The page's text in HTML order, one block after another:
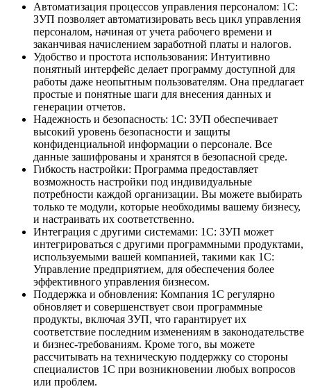
Автоматизация процессов управления персоналом: 1С:
ЗУП позволяет автоматизировать весь цикл управления
персоналом, начиная от учета рабочего времени и
заканчивая начислением заработной платы и налогов.
Удобство и простота использования: Интуитивно
понятный интерфейс делает программу доступной для
работы даже неопытным пользователям. Она предлагает
простые и понятные шаги для внесения данных и
генерации отчетов.
Надежность и безопасность: 1С: ЗУП обеспечивает
высокий уровень безопасности и защиты
конфиденциальной информации о персонале. Все
данные зашифрованы и хранятся в безопасной среде.
Гибкость настройки: Программа предоставляет
возможность настройки под индивидуальные
потребности каждой организации. Вы можете выбирать
только те модули, которые необходимы вашему бизнесу,
и настраивать их соответственно.
Интеграция с другими системами: 1С: ЗУП может
интегрироваться с другими программными продуктами,
используемыми вашей компанией, такими как 1С:
Управление предприятием, для обеспечения более
эффективного управления бизнесом.
Поддержка и обновления: Компания 1С регулярно
обновляет и совершенствует свои программные
продукты, включая ЗУП, что гарантирует их
соответствие последним изменениям в законодательстве
и бизнес-требованиям. Кроме того, вы можете
рассчитывать на техническую поддержку со стороны
специалистов 1С при возникновении любых вопросов
или проблем.